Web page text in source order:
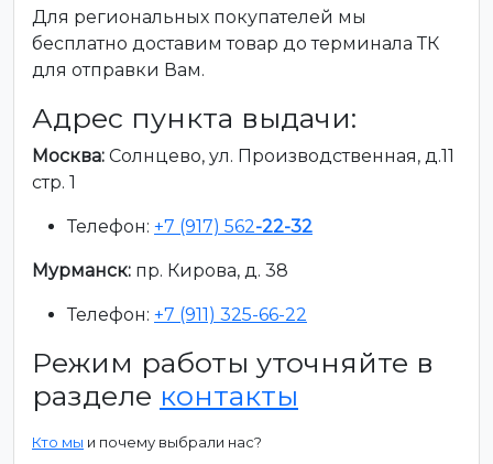
Для региональных покупателей мы
бесплатно доставим товар до терминала ТК
для отправки Вам.
Адрес пункта выдачи:
Москва: Солнцево, ул. Производственная, д.11
стр. 1
Телефон: +7 (917) 562-22-32
Мурманск: пр. Кирова, д. 38
Телефон: +7 (911) 325-66-22
Режим работы уточняйте в
разделе контакты
Кто мы и почему выбрали нас?